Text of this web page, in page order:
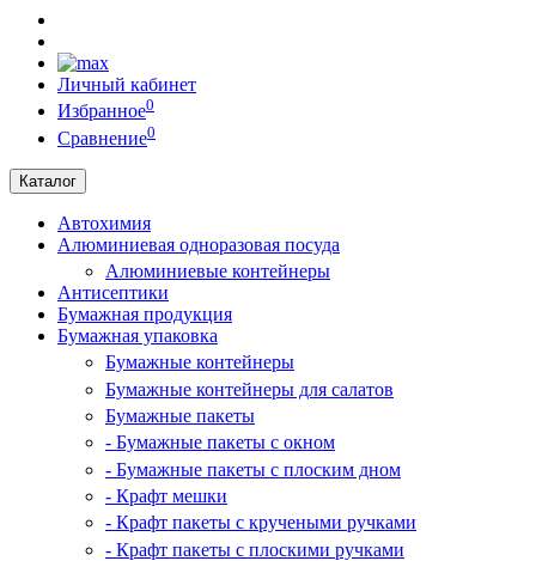
Личный кабинет
Избранное0
Сравнение0
Каталог
Автохимия
Алюминиевая одноразовая посуда
Алюминиевые контейнеры
Антисептики
Бумажная продукция
Бумажная упаковка
Бумажные контейнеры
Бумажные контейнеры для салатов
Бумажные пакеты
- Бумажные пакеты с окном
- Бумажные пакеты с плоским дном
- Крафт мешки
- Крафт пакеты с кручеными ручками
- Крафт пакеты с плоскими ручками